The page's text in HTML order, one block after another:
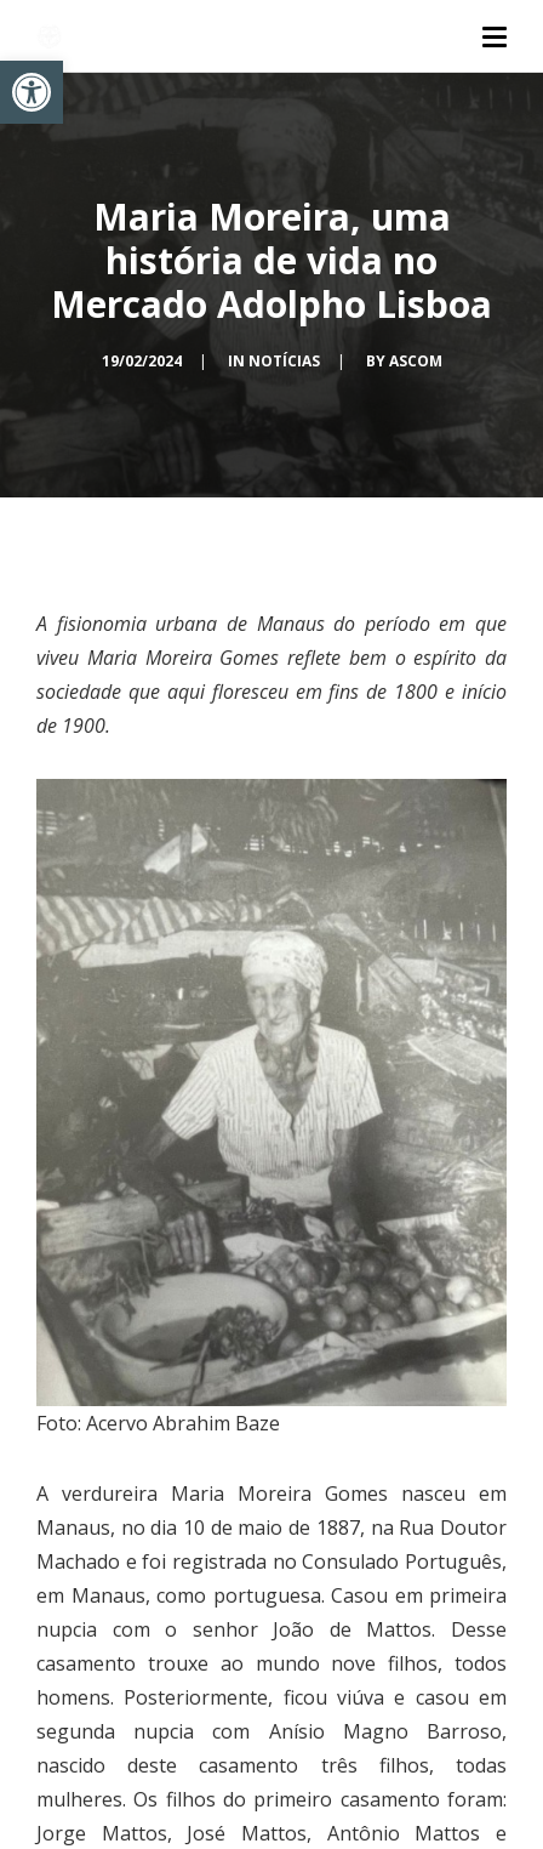
Abrir a barra de ferramentas
Maria Moreira, uma
história de vida no
Mercado Adolpho Lisboa
19/02/2024 | IN NOTÍCIAS | BYASCOM
A fisionomia urbana de Manaus do período em que
viveu Maria Moreira Gomes reflete bem o espírito da
sociedade que aqui floresceu em fins de 1800 e início
de 1900.
Foto: Acervo Abrahim Baze
A verdureira Maria Moreira Gomes nasceu em
Manaus, no dia 10 de maio de 1887, na Rua Doutor
Machado e foi registrada no Consulado Português,
em Manaus, como portuguesa. Casou em primeira
nupcia com o senhor João de Mattos. Desse
casamento trouxe ao mundo nove filhos, todos
homens. Posteriormente, ficou viúva e casou em
segunda nupcia com Anísio Magno Barroso,
nascido deste casamento três filhos, todas
mulheres. Os filhos do primeiro casamento foram:
Jorge Mattos, José Mattos, Antônio Mattos e